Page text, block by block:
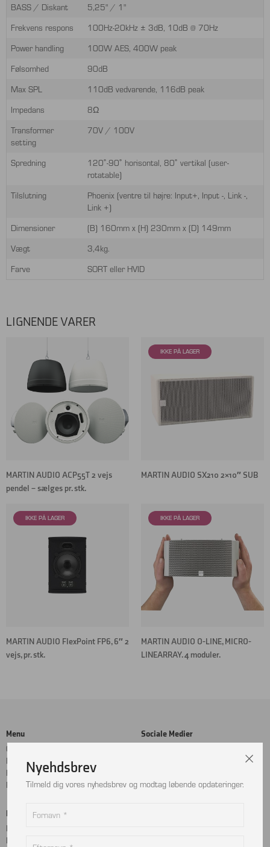
BASS / Diskant
5,25" / 1"
Frekvens respons
100Hz-20kHz ± 3dB, 10dB @ 70Hz
Power handling
100W AES, 400W peak
Følsomhed
90dB
Max SPL
110dB vedvarende, 116dB peak
Impedans
8Ω
Transformer
setting
70V / 100V
Spredning
120˚-90˚ horisontal, 80˚ vertikal (user-
rotatable)
Tilslutning
Phoenix (ventre til højre: Input+, Input -, Link -,
Link +)
Dimensioner
(B) 160mm x (H) 230mm x (D) 149mm
Vægt
3,4kg.
Farve
SORT eller HVID
LIGNENDE VARER
MARTIN AUDIO ACP55T 2 vejs
pendel – sælges pr. stk.
MARTIN AUDIO SX210 2×10″ SUB
MARTIN AUDIO FlexPoint FP6, 6″ 2
vejs, pr. stk.
MARTIN AUDIO O-LINE, MICRO-
LINEARRAY. 4 moduler.
Menu
Cookie- og privatlivspolitik
Handelsbetingelser
Kontakt
Returnering
Sociale Medier
Betalingskort
MobilePay
Dankort
Nyehdsbrev
Tilmeld dig vores nyhedsbrev og modtag løbende opdateringer.